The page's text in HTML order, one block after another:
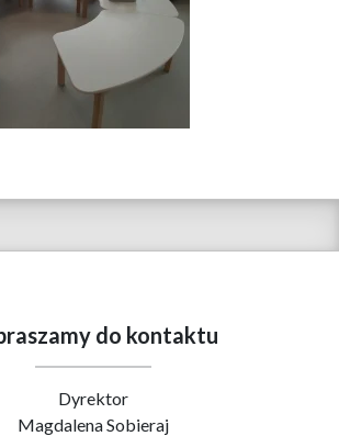
do kontaktu
Dyrektor
Magdalena Sobieraj